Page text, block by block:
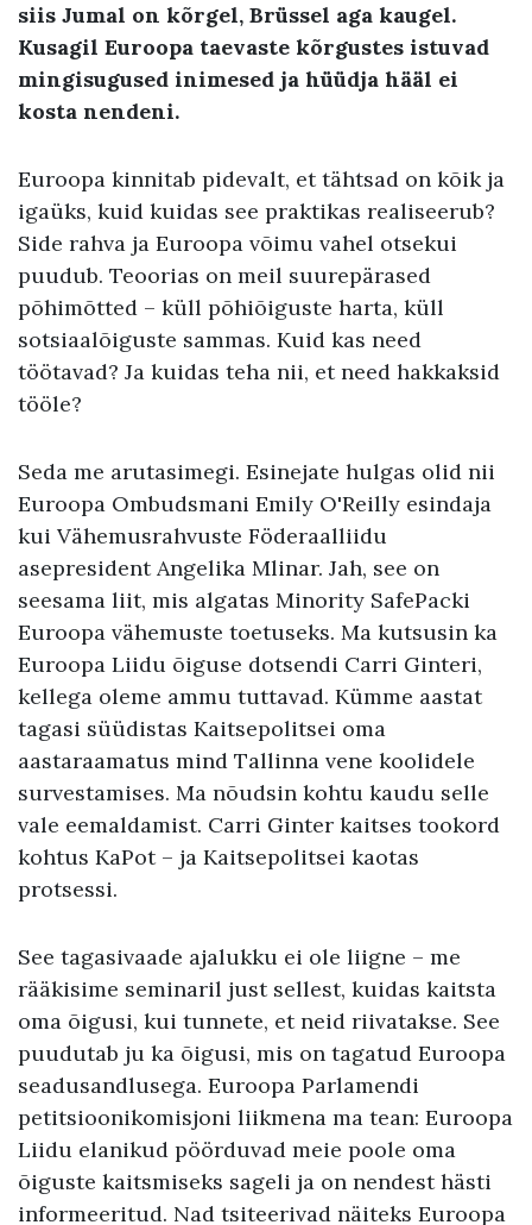
siis Jumal on kõrgel, Brüssel aga kaugel.
Kusagil Euroopa taevaste kõrgustes istuvad
mingisugused inimesed ja hüüdja hääl ei
kosta nendeni.
Euroopa kinnitab pidevalt, et tähtsad on kõik ja
igaüks, kuid kuidas see praktikas realiseerub?
Side rahva ja Euroopa võimu vahel otsekui
puudub. Teoorias on meil suurepärased
põhimõtted – küll põhiõiguste harta, küll
sotsiaalõiguste sammas. Kuid kas need
töötavad? Ja kuidas teha nii, et need hakkaksid
tööle?
Seda me arutasimegi. Esinejate hulgas olid nii
Euroopa Ombudsmani Emily O'Reilly esindaja
kui Vähemusrahvuste Föderaalliidu
asepresident Angelika Mlinar. Jah, see on
seesama liit, mis algatas Minority SafePacki
Euroopa vähemuste toetuseks. Ma kutsusin ka
Euroopa Liidu õiguse dotsendi Carri Ginteri,
kellega oleme ammu tuttavad. Kümme aastat
tagasi süüdistas Kaitsepolitsei oma
aastaraamatus mind Tallinna vene koolidele
survestamises. Ma nõudsin kohtu kaudu selle
vale eemaldamist. Carri Ginter kaitses tookord
kohtus KaPot – ja Kaitsepolitsei kaotas
protsessi.
See tagasivaade ajalukku ei ole liigne – me
rääkisime seminaril just sellest, kuidas kaitsta
oma õigusi, kui tunnete, et neid riivatakse. See
puudutab ju ka õigusi, mis on tagatud Euroopa
seadusandlusega. Euroopa Parlamendi
petitsioonikomisjoni liikmena ma tean: Euroopa
Liidu elanikud pöörduvad meie poole oma
õiguste kaitsmiseks sageli ja on nendest hästi
informeeritud. Nad tsiteerivad näiteks Euroopa